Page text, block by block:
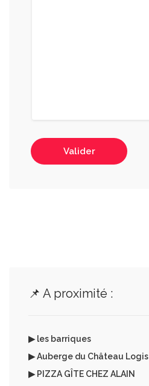
Valider
📌 A proximité :
▶ les barriques
▶ Auberge du Château Logis
▶ PIZZA GÎTE CHEZ ALAIN